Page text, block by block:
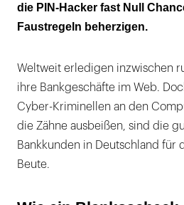
die PIN-Hacker fast Null
Faustregeln beherzigen.
Weltweit erledigen inzwischen
ihre Bankgeschäfte im Web.
Cyber-Kriminellen an den
die Zähne ausbeißen, sind die
Bankkunden in Deutschland für
Beute.